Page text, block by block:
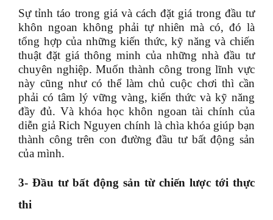
Sự tỉnh táo trong giá và cách đặt giá trong đầu tư
khôn ngoan không phải tự nhiên mà có, đó là
tổng hợp của những kiến thức, kỹ năng và chiến
thuật đặt giá thông minh của những nhà đầu tư
chuyên nghiệp. Muốn thành công trong lĩnh vực
này cũng như có thể làm chủ cuộc chơi thì cần
phải có tâm lý vững vàng, kiến thức và kỹ năng
đầy đủ. Và khóa học khôn ngoan tài chính của
diễn giả Rich Nguyen chính là chìa khóa giúp bạn
thành công trên con đường đầu tư bất động sản
của mình.
3- Đầu tư bất động sản từ chiến lược tới thực
thi